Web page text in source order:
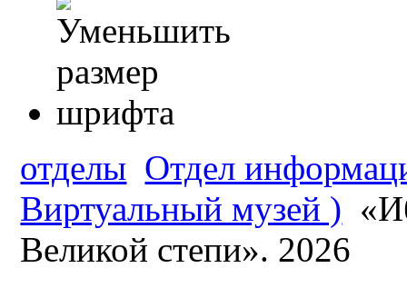
отделы Отдел
Виртуальный музей )
Великой степи». 2026